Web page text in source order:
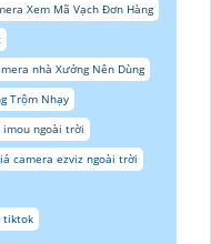
Xem Mã Vạch Đơn Hàng
nhà Xưởng Nên Dùng
Trộm Nhạy
imou ngoài trời
camera ezviz ngoài trời
tiktok